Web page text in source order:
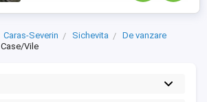
Caras-Severin Sichevita
De vanzare
Case/Vile